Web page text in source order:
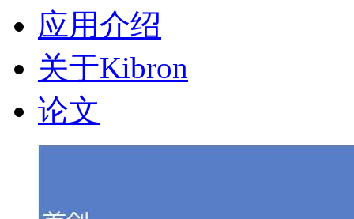
应用介绍
关于Kibron
论文